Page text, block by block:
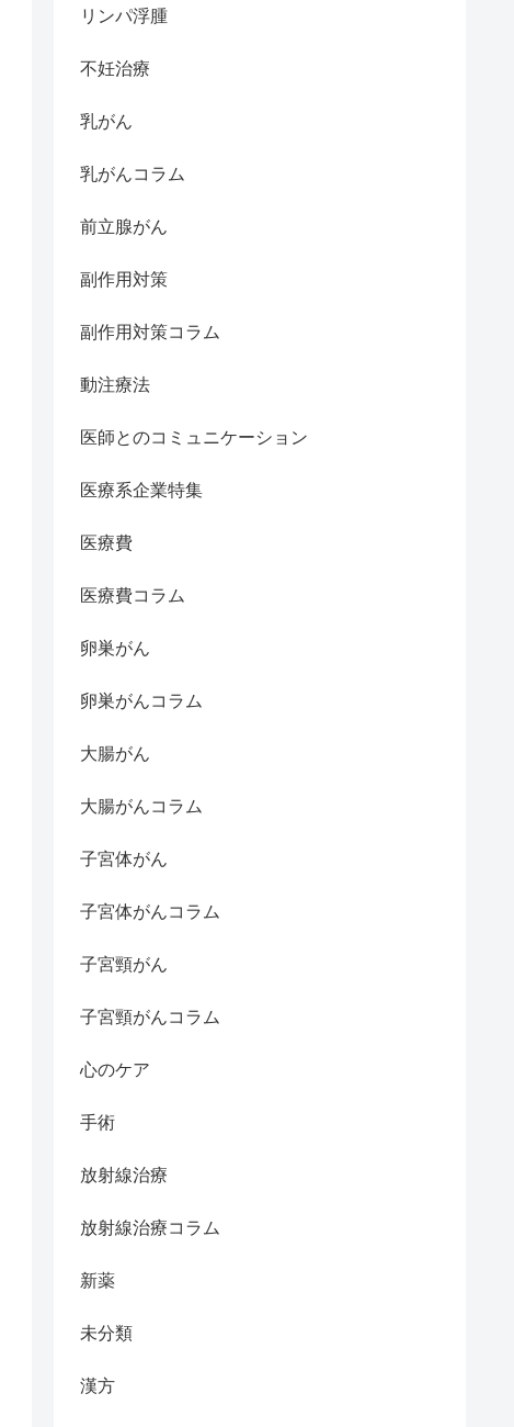
リンパ浮腫
不妊治療
乳がん
乳がんコラム
前立腺がん
副作用対策
副作用対策コラム
動注療法
医師とのコミュニケーション
医療系企業特集
医療費
医療費コラム
卵巣がん
卵巣がんコラム
大腸がん
大腸がんコラム
子宮体がん
子宮体がんコラム
子宮頸がん
子宮頸がんコラム
心のケア
手術
放射線治療
放射線治療コラム
新薬
未分類
漢方